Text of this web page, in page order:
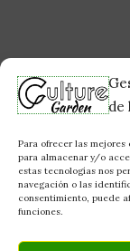
de
Para ofrecer las
para almacenar y/o
estas tecnologías nos
navegación o las
consentimiento, puede
funciones.